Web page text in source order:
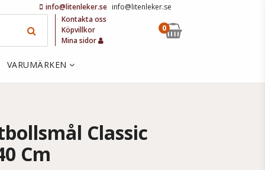
Classic
Cm
info@litenleker.se info@litenleker.se
Kontakta oss
Köpvillkor
Mina sidor
0
VARUMÄRKEN